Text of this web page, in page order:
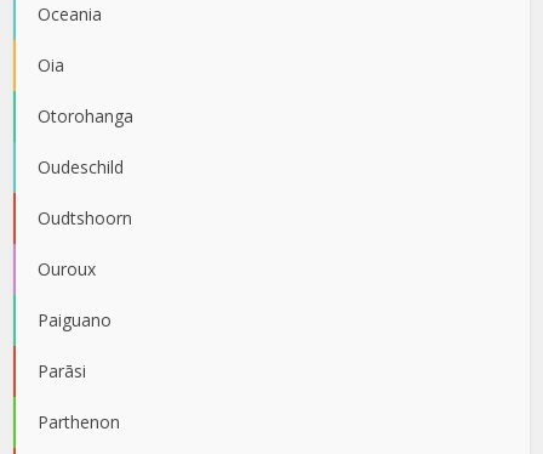
Oceania
Oia
Otorohanga
Oudeschild
Oudtshoorn
Ouroux
Paiguano
Parāsi
Parthenon